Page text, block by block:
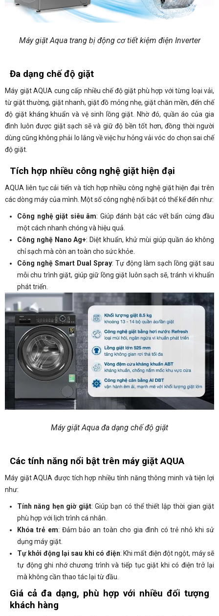
Máy giặt Aqua trang bị động cơ tiết kiệm điện Inverter
Đa dạng chế độ giặt
Máy giặt AQUA cung cấp nhiều chế độ giặt phù hợp với từng loại vải,
từ giặt thường, giặt nhanh, giặt đồ mỏng nhẹ, giặt chăn mền, đến chế
độ giặt kháng khuẩn và vệ sinh lồng giặt. Nhờ đó, quần áo của gia
đình luôn được giặt sạch sẽ và giữ độ bền tốt hơn, đồng thời người
dùng cũng không phải lo lắng về việc hư hỏng vải vóc do chọn sai chế
độ giặt.
Tích hợp nhiều công nghệ giặt hiện đại
AQUA liên tục cải tiến và tích hợp nhiều công nghệ giặt hiện đại trên
các dòng máy của mình. Một số công nghệ nổi bật có thể kể đến như:
Công nghệ giặt siêu âm: Giúp đánh bật các vết bẩn cứng đầu
một cách nhanh chóng và hiệu quả.
Công nghệ Nano Ag+: Diệt khuẩn, khử mùi giúp quần áo không
chỉ sạch mà còn an toàn cho sức khỏe.
Công nghệ Smart Dual Spray: Tự động làm sạch lồng giặt sau
mỗi chu trình giặt, giúp giữ lồng giặt luôn sạch sẽ, tránh vi khuẩn
phát triển.
Máy giặt Aqua đa dạng chế độ giặt
Các tính năng nổi bật trên máy giặt AQUA
Máy giặt AQUA được tích hợp nhiều tính năng thông minh và tiện lợi
như:
Tính năng hẹn giờ giặt: Giúp bạn có thể thiết lập thời gian giặt
phù hợp với lịch trình cá nhân.
Khóa trẻ em: Đảm bảo an toàn cho gia đình có trẻ nhỏ khi sử
dụng máy giặt.
Tự khởi động lại sau khi có điện: Khi mất điện đột ngột, máy sẽ
tự động ghi nhớ chương trình và tiếp tục giặt khi có điện trở lại
mà không cần thao tác lại từ đầu.
Giá cả đa dạng, phù hợp với nhiều đối tượng
khách hàng